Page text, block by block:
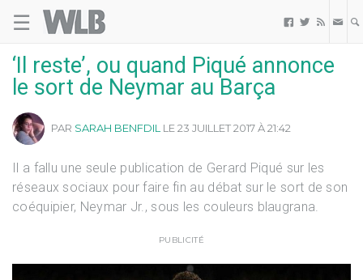
☰   
‘Il reste’, ou quand Piqué annonce
le sort de Neymar au Barça
PAR SARAH BENFDIL LE 23 JUILLET 2017 À 21:42
Il a fallu une seule publication de Gerard Piqué sur les
réseaux sociaux pour faire fin au débat sur le sort de son
coéquipier, Neymar Jr., sous les couleurs blaugrana.
PUBLICITÉ